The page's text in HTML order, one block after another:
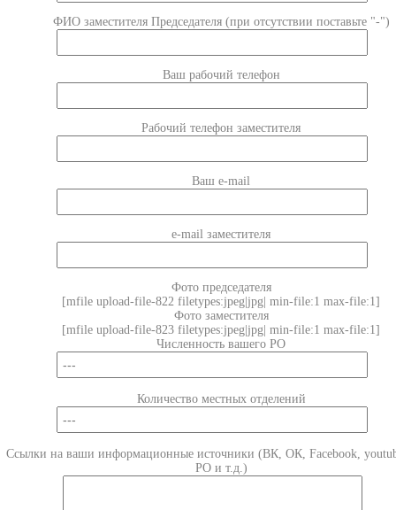
ФИО заместителя Председателя (при отсутствии поставьте "-")
Ваш рабочий телефон
Рабочий телефон заместителя
Ваш e-mail
e-mail заместителя
Фото председателя
[mfile upload-file-822 filetypes:jpeg|jpg| min-file:1 max-file:1]
Фото заместителя
[mfile upload-file-823 filetypes:jpeg|jpg| min-file:1 max-file:1]
Численность вашего РО
Количество местных отделений
Ссылки на ваши информационные источники (ВК, ОК, Facebook,
РО и т.д.)